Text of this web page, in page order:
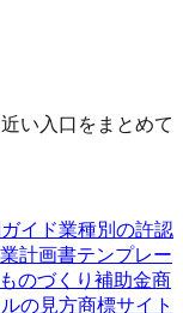
い入口をまとめて
イド業種別の許認
計画書テンプレー
ものづくり補助金商
の見方商標サイト